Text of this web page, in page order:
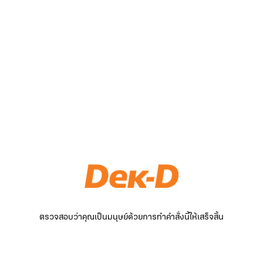
ตรวจสอบว่าคุณเป็นมนุษย์ด้วยการทำคำสั่งนี้ให้เสร็จสิ้น